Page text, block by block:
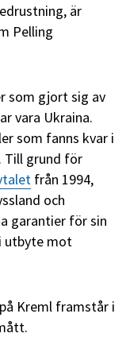
är
Pelling
som gjort sig av
vara Ukraina.
som fanns kvar i
Till grund för
från 1994,
och
garantier för sin
utbyte mot
Kreml framstår i